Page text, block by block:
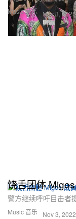
Music 音乐 Nov 3, 2022
Music 音乐
饶舌团体
警方继续呼吁目击者
Nov 3, 2022